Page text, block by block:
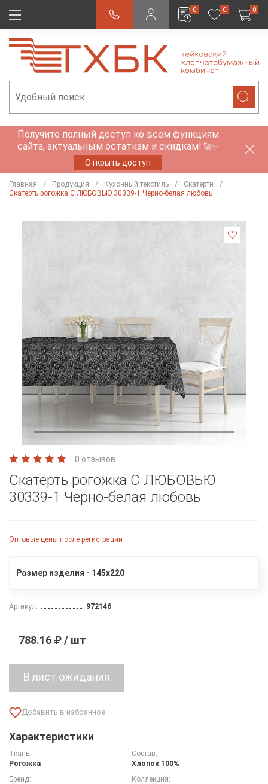
0 0 0
Получите полный доступ ко всем функциям
сайта, актуальным остаткам и скидкам! 🚀✨
Открыть доступ
Главная Продукция Кухонный текстиль
Скатерти
Скатерть рогожка С ЛЮБОВЬЮ 30339-1 Черно-белая любовь
0 отзывов
Скатерть рогожка С ЛЮБОВЬЮ
30339-1 Черно-белая любовь
Оптовые цены после регистрации
Размер изделия - 145х220
Артикул: 972146
788.16 ₽ / шт
Характеристики
Ткань:
Рогожка
Состав:
Хлопок 100%
Бренд:
Коллекция: